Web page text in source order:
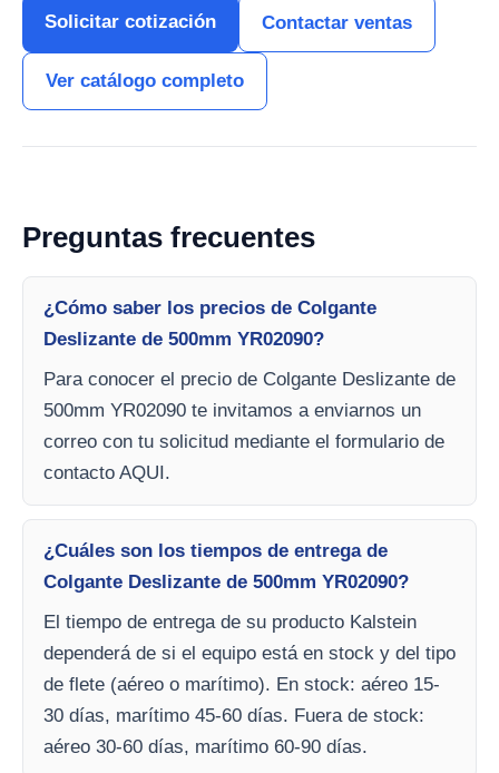
Solicitar cotización Contactar ventas
Ver catálogo completo
Preguntas frecuentes
¿Cómo saber los precios de Colgante
Deslizante de 500mm YR02090?
Para conocer el precio de Colgante Deslizante de
500mm YR02090 te invitamos a enviarnos un
correo con tu solicitud mediante el formulario de
contacto AQUI.
¿Cuáles son los tiempos de entrega de
Colgante Deslizante de 500mm YR02090?
El tiempo de entrega de su producto Kalstein
dependerá de si el equipo está en stock y del tipo
de flete (aéreo o marítimo). En stock: aéreo 15-
30 días, marítimo 45-60 días. Fuera de stock:
aéreo 30-60 días, marítimo 60-90 días.